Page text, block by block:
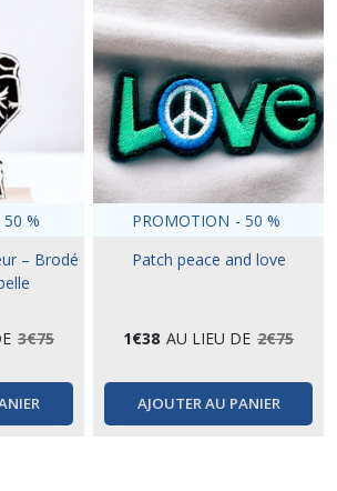
50 %
– Brodé
3€75
PROMOTION - 50 %
Patch peace and love
1€38 AU LIEU DE 2€75
AJOUTER AU PANIER